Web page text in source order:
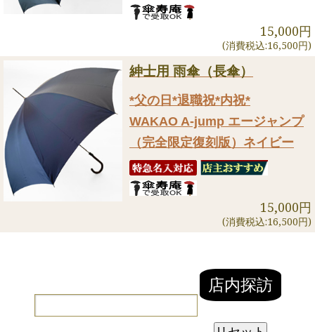
15,000円
(消費税込:16,500円)
紳士用 雨傘（長傘）
*父の日*退職祝*内祝*
WAKAO A-jump エージャンプ
（完全限定復刻版）ネイビー
15,000円
(消費税込:16,500円)